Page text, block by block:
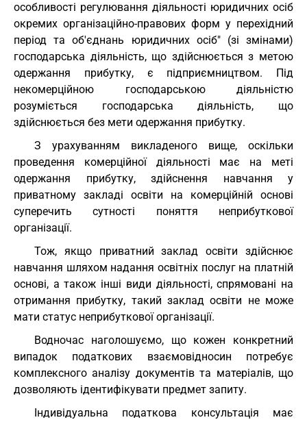
особливості регулювання діяльності юридичних осіб
окремих організаційно-правових форм у перехідний
період та об'єднань юридичних осіб" (зі змінами)
господарська діяльність, що здійснюється з метою
одержання прибутку, є підприємництвом. Під
некомерційною господарською діяльністю
розуміється господарська діяльність, що
здійснюється без мети одержання прибутку.
З урахуванням викладеного вище, оскільки
проведення комерційної діяльності має на меті
одержання прибутку, здійснення навчання у
приватному закладі освіти на комерційній основі
суперечить сутності поняття неприбуткової
організації.
Тож, якщо приватний заклад освіти здійснює
навчання шляхом надання освітніх послуг на платній
основі, а також інші види діяльності, спрямовані на
отримання прибутку, такий заклад освіти не може
мати статус неприбуткової організації.
Водночас наголошуємо, що кожен конкретний
випадок податкових взаємовідносин потребує
комплексного аналізу документів та матеріалів, що
дозволяють ідентифікувати предмет запиту.
Індивідуальна податкова консультація має